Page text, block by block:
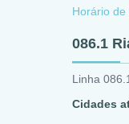
Horário de
086.1
Linha 086.1
Cidades